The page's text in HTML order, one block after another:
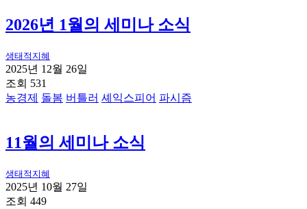
2026년 1월의 세미나 소식
생태적지혜
2025년 12월 26일
조회 531
농경제 돌봄 버틀러 셰익스피어 파시즘
11월의 세미나 소식
생태적지혜
2025년 10월 27일
조회 449